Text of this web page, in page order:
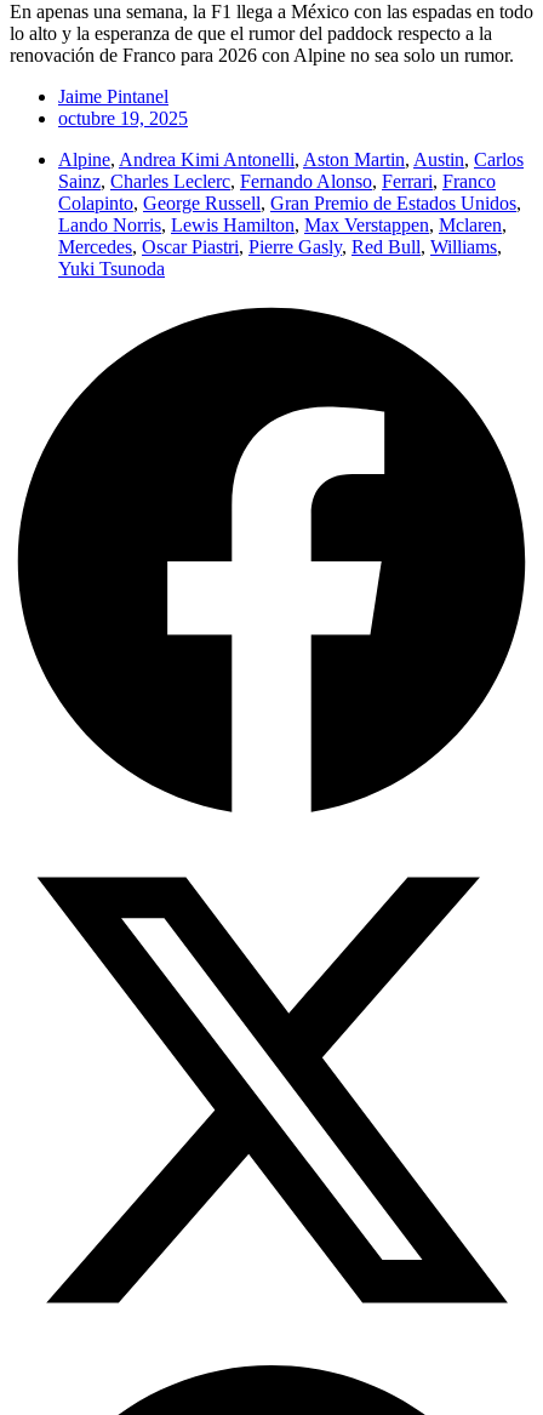
En apenas una semana, la F1 llega a México con las espadas en todo
lo alto y la esperanza de que el rumor del paddock respecto a la
renovación de Franco para 2026 con Alpine no sea solo un rumor.
Jaime Pintanel
octubre 19, 2025
Alpine, Andrea Kimi Antonelli, Aston Martin, Austin, Carlos
Sainz, Charles Leclerc, Fernando Alonso, Ferrari, Franco
Colapinto, George Russell, Gran Premio de Estados Unidos,
Lando Norris, Lewis Hamilton, Max Verstappen, Mclaren,
Mercedes, Oscar Piastri, Pierre Gasly, Red Bull, Williams,
Yuki Tsunoda